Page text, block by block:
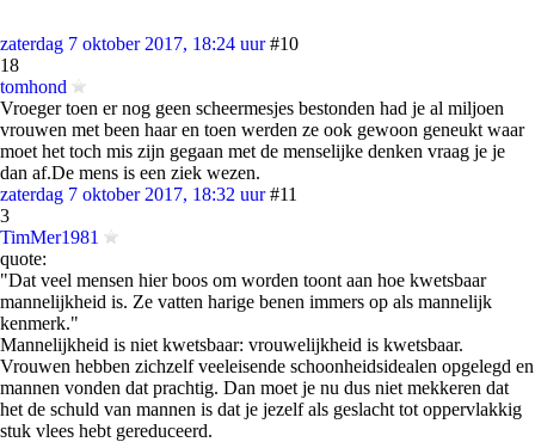
zaterdag 7 oktober 2017, 18:24 uur #10
18
tomhond
Vroeger toen er nog geen scheermesjes bestonden had je al miljoen
vrouwen met been haar en toen werden ze ook gewoon geneukt waar
moet het toch mis zijn gegaan met de menselijke denken vraag je je
dan af.De mens is een ziek wezen.
zaterdag 7 oktober 2017, 18:32 uur #11
3
TimMer1981
quote:
"Dat veel mensen hier boos om worden toont aan hoe kwetsbaar
mannelijkheid is. Ze vatten harige benen immers op als mannelijk
kenmerk."
Mannelijkheid is niet kwetsbaar: vrouwelijkheid is kwetsbaar.
Vrouwen hebben zichzelf veeleisende schoonheidsidealen opgelegd en
mannen vonden dat prachtig. Dan moet je nu dus niet mekkeren dat
het de schuld van mannen is dat je jezelf als geslacht tot oppervlakkig
stuk vlees hebt gereduceerd.